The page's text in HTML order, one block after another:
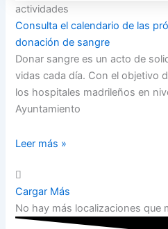
actividades
Consulta el calendario de las
donación de sangre
Donar sangre es un acto de
vidas cada día. Con el objetivo
los hospitales madrileños en
Ayuntamiento
Leer más »
Cargar Más
No hay más localizaciones que